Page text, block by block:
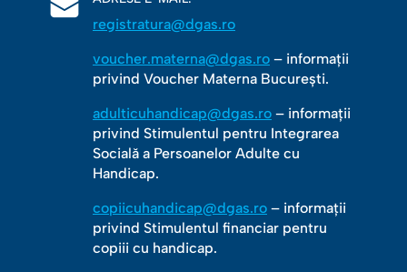
registratura@dgas.ro
voucher.materna@dgas.ro– informații
privind Voucher Materna București.
adulticuhandicap@dgas.ro– informații
privind Stimulentul pentru Integrarea
Socială a Persoanelor Adulte cu
Handicap.
copiicuhandicap@dgas.ro– informații
privind Stimulentul financiar pentru
copiii cu handicap.